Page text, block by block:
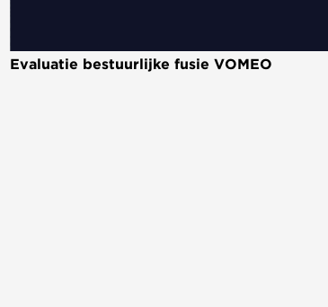
Evaluatie bestuurlijke fusie VOMEO